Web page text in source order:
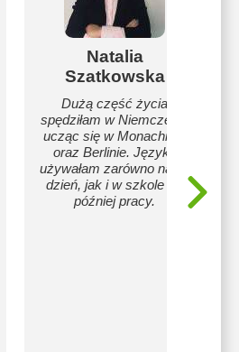
Natalia
Szatkowska
Dużą część życia
spędziłam w Niemczech,
ucząc się w Monachium
oraz Berlinie. Języka
używałam zarówno na co
dzień, jak i w szkole - a
później pracy.